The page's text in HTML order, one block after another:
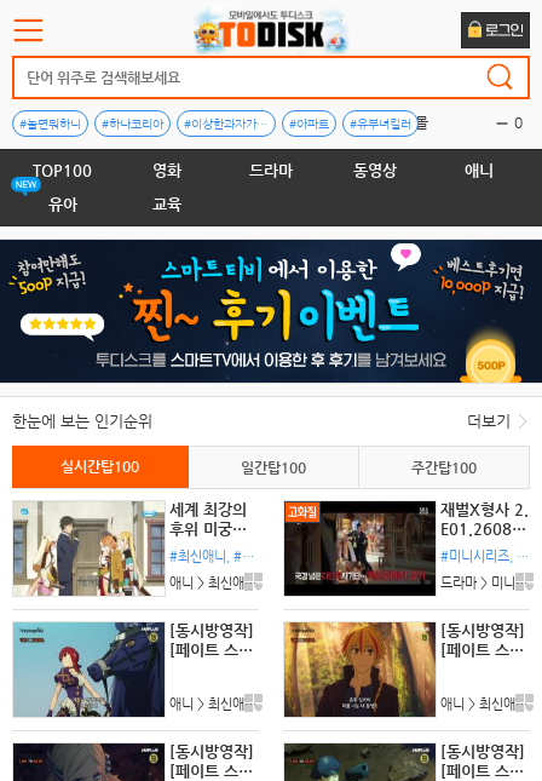
2.쇼핑몰 0
5.하루히모카 0
6.C8월 1
7.루뽕 -4
44
-1
1.마츠시타사 0
#놀면뭐하니 #하나코리아 #이상한과자가게전천당 #아파트 #유부녀킬러
TOP100 영화 드라마 동영상
애니
유아
교육
한눈에 보는 인기순위 더보기
실시간탑100 일간탑100 주간탑100
세계 최강의
후위 미궁국
의 신인 탐색
자.E05.260
804.1080p.
WANNA
#최신애니, #추천애니, #wanna
애니 > 최신애니 l 댓글
(0)
재벌X형사 2.
E01.26080
7.720p.WA
NNA
#미니시리즈, #wanna
드라마 > 미니시리즈 l 댓글
[동시방영작]
[페이트 스트
nge Fake.E0
4.260125.1
080p-NEXT
애니 > 최신애니 l 댓글 (0)
[동시방영작]
[페이트 스트
nge Fake.E0
6.260208.1
080p-NEXT
애니 > 최신애니 l 댓글
[동시방영작]
[페이트 스트
[동시방영작]
[페이트 스트